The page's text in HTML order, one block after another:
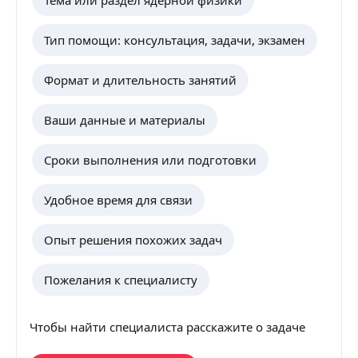
Тип помощи: консультация, задачи, экзамен
Формат и длительность занятий
Ваши данные и материалы
Сроки выполнения или подготовки
Удобное время для связи
Опыт решения похожих задач
Пожелания к специалисту
Чтобы найти специалиста расскажите о задаче